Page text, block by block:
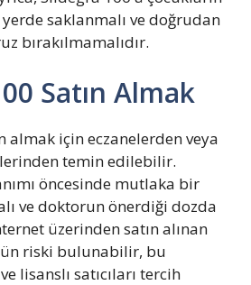
saklanmalı ve doğrudan
bırakılmamalıdır.
Satın Almak
almak için eczanelerden veya
temin edilebilir.
öncesinde mutlaka bir
ve doktorun önerdiği dozda
üzerinden satın alınan
riski bulunabilir, bu
lisanslı satıcıları tercih